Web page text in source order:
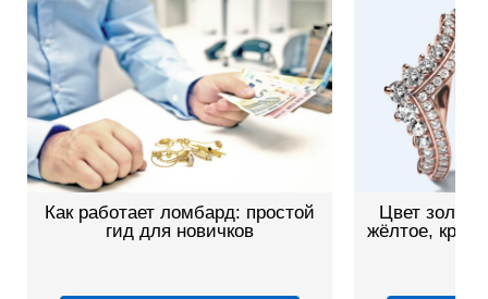
Как работает ломбард: простой
гид для новичков
Цвет
жёлтое,